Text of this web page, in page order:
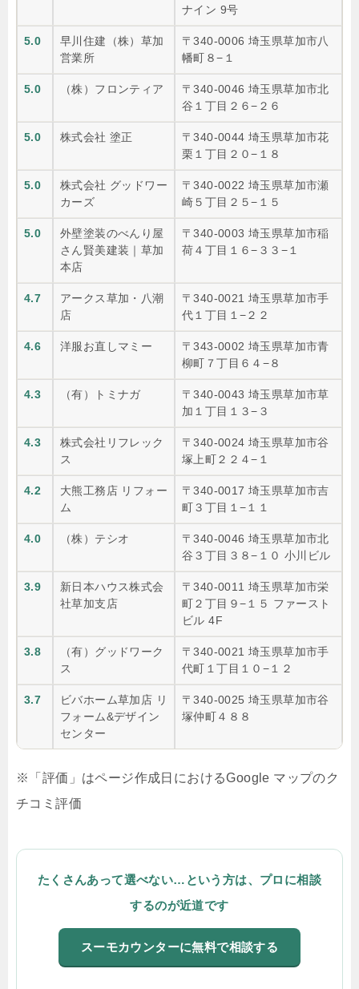
ナイン 9号
5.0
早川住建（株）草加
営業所
〒340-0006 埼玉県草加市八
幡町８−１
5.0 （株）フロンティア
〒340-0046 埼玉県草加市北
谷１丁目２６−２６
5.0 株式会社 塗正
〒340-0044 埼玉県草加市花
栗１丁目２０−１８
5.0
株式会社 グッドワー
カーズ
〒340-0022 埼玉県草加市瀬
崎５丁目２５−１５
5.0
外壁塗装のべんり屋
さん賢美建装｜草加
本店
〒340-0003 埼玉県草加市稲
荷４丁目１６−３３−１
4.7
アークス草加・八潮
店
〒340-0021 埼玉県草加市手
代１丁目１−２２
4.6 洋服お直しマミー
〒343-0002 埼玉県草加市青
柳町７丁目６４−８
4.3 （有）トミナガ
〒340-0043 埼玉県草加市草
加１丁目１３−３
4.3
株式会社リフレック
ス
〒340-0024 埼玉県草加市谷
塚上町２２４−１
4.2
大熊工務店 リフォー
ム
〒340-0017 埼玉県草加市吉
町３丁目１−１１
4.0 （株）テシオ
〒340-0046 埼玉県草加市北
谷３丁目３８−１０ 小川ビル
3.9
新日本ハウス株式会
社草加支店
〒340-0011 埼玉県草加市栄
町２丁目９−１５ ファースト
ビル 4F
3.8
（有）グッドワーク
ス
〒340-0021 埼玉県草加市手
代町１丁目１０−１２
3.7
ビバホーム草加店 リ
フォーム&デザイン
センター
〒340-0025 埼玉県草加市谷
塚仲町４８８
※「評価」はページ作成日におけるGoogle マップのク
チコミ評価
たくさんあって選べない…という方は、プロに相談
するのが近道です
スーモカウンターに無料で相談する